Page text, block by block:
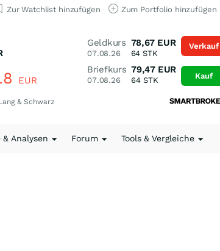
Zur Watchlist hinzufügen Zum Portfolio hinzufügen
EUR
& Schwarz
Geldkurs
07.08.26
78,67 EUR
64 STK
Briefkurs
07.08.26
79,47 EUR
64 STK
Verkauf
Kauf
& Analysen Forum Tools & Vergleiche